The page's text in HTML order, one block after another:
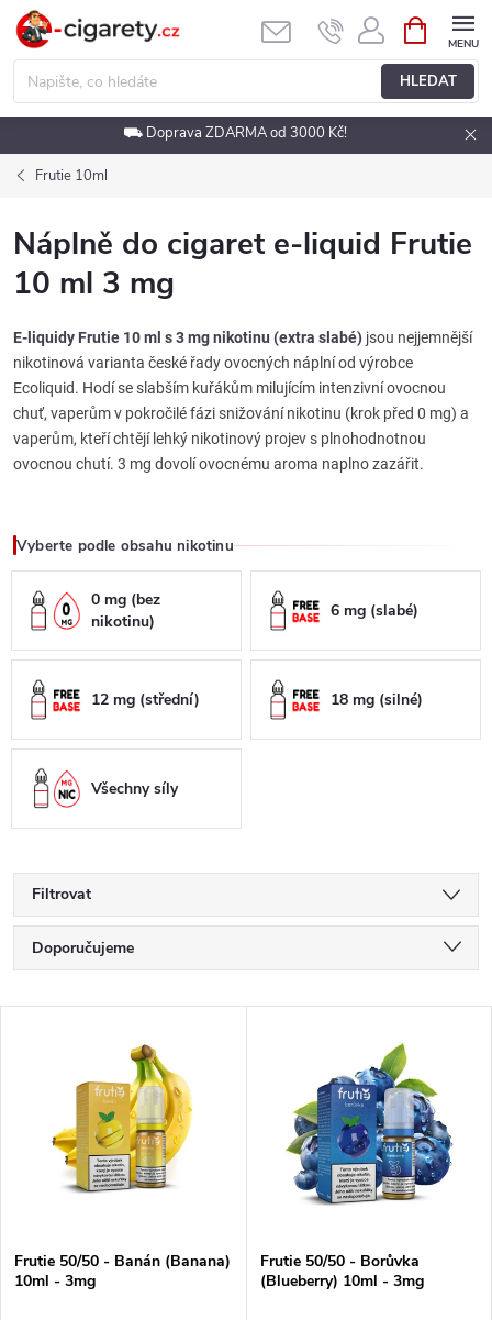
Přejít
obsah
HLEDAT
NÁKUPNÍ
KOŠÍK
⛟ Doprava ZDARMA od 3000 Kč!
Frutie 10ml
Náplně do cigaret e-liquid Frutie
10 ml 3 mg
E-liquidy Frutie 10 ml s 3 mg nikotinu (extra slabé) jsou nejjemnější
nikotinová varianta české řady ovocných náplní od výrobce
Ecoliquid. Hodí se slabším kuřákům milujícím intenzivní ovocnou
chuť, vaperům v pokročilé fázi snižování nikotinu (krok před 0 mg) a
vaperům, kteří chtějí lehký nikotinový projev s plnohodnotnou
ovocnou chutí. 3 mg dovolí ovocnému aroma naplno zazářit.
Vyberte podle obsahu nikotinu
0 mg (bez
nikotinu)
6 mg (slabé)
12 mg (střední) 18 mg (silné)
Všechny síly
Filtrovat
Ř
a
p
Doporučujeme
Nejprodávanější
Abecedně
s
p
Frutie 50/50 - Banán (Banana)
10ml - 3mg
Frutie 50/50 - Borůvka
(Blueberry) 10ml - 3mg